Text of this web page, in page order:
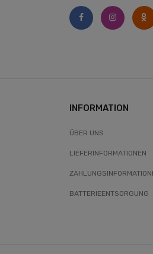
INFORMATION
ÜBER UNS
LIEFERINFORMATIONEN
BATTERIEENTSORGUNG